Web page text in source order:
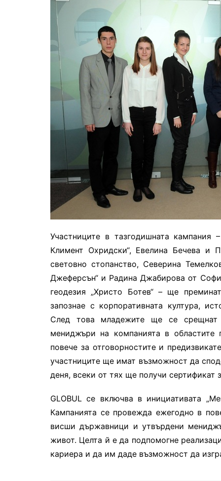
Участниците в тазгодишната
Климент Охридски“, Евелина Бечева и
световно стопанство, Северина
Джеферсън“ и Радина Джабирова от
геодезия „Христо Ботев“ – ще
запознае с корпоративната култура,
След това младежите ще се срещнат
мениджъри на компанията в
повече за отговорностите и
участниците ще имат възможност да
деня, всеки от тях ще получи сертификат
GLOBUL се включва в инициативата
Кампанията се провежда ежегодно в
висши държавници и утвърдени
живот. Целта й е да подпомогне
кариера и да им даде възможност да